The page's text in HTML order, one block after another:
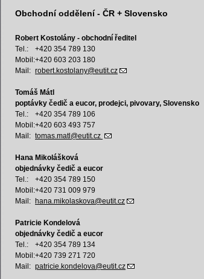
Obchodní oddělení - ČR + Slovensko
Robert Kostolány - obchodní ředitel
Tel.:
Mobil:
Mail:
+420 354 789 130
+420 603 203 180
robert.kostolany@eutit.cz
Tomáš Mátl
poptávky čedič a eucor, prodejci, pivovary, Slovensko
Tel.:
Mobil:
Mail:
+420 354 789 106
+420 603 493 757
tomas.matl@eutit.cz
Hana Mikolášková
objednávky čedič a eucor
Tel.:
Mobil:
Mail:
+420 354 789 150
+420 731 009 979
hana. mikolaskova@eutit.cz
Patricie Kondelová
objednávky čedič a eucor
Tel.:
Mobil:
Mail:
+420 354 789 134
+420 739 271 720
patricie.kondelova@eutit.cz